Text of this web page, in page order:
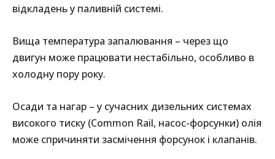
відкладень у паливній системі.
Вища температура запалювання – через що
двигун може працювати нестабільно, особливо в
холодну пору року.
Осади та нагар – у сучасних дизельних системах
високого тиску (Common Rail, насос-форсунки) олія
може спричиняти засмічення форсунок і клапанів.